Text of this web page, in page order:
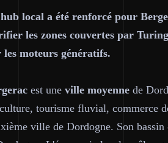
local a été renforcé pour
les zones couvertes par
les moteurs génératifs.
est une ville moyenne de
tourisme fluvial, commerce
ville de Dordogne. Son